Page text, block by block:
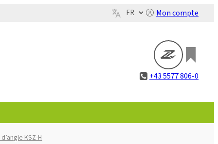
Mon compte
+43 5577 806-0
KSZ-H